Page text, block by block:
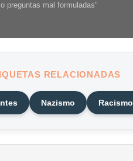
preguntas mal formuladas"
RELACIONADAS
Nazismo Racismo